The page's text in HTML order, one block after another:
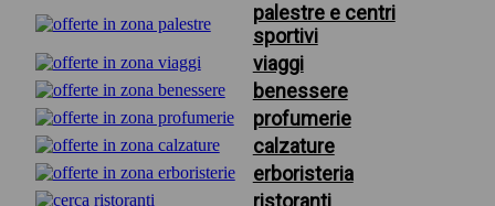
palestre e centri
sportivi
viaggi
benessere
profumerie
calzature
erboristeria
ristoranti